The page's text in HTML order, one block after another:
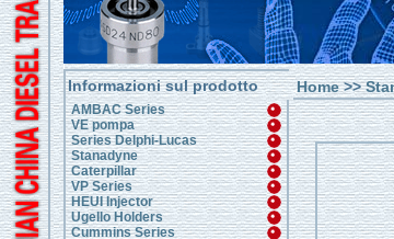
Informazioni sul prodotto
AMBAC Series
VE pompa
Series Delphi-Lucas
Stanadyne
Caterpillar
VP Series
HEUI Injector
Ugello Holders
Cummins Series
Home>>